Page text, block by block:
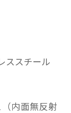
ススチール
内面無反射